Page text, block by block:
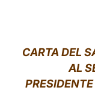
CARTA DEL
AL